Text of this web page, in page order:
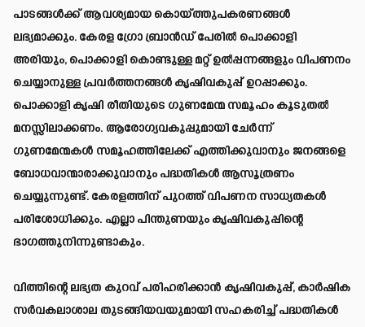
പാടങ്ങൾക്ക് ആവശ്യമായ കൊയ്ത്തുപകരണങ്ങൾ
ലഭ്യമാക്കും. കേരള ഗ്രോ ബ്രാൻഡ് പേരിൽ പൊക്കാളി
അരിയും, പൊക്കാളി കൊണ്ടുള്ള മറ്റ് ഉൽപ്പന്നങ്ങളും വിപണനം
ചെയ്യാനുള്ള പ്രവർത്തനങ്ങൾ കൃഷിവകുപ്പ് ഉറപ്പാക്കും.
പൊക്കാളി കൃഷി രീതിയുടെ ഗുണമേന്മ സമൂഹം കൂടുതൽ
മനസ്സിലാക്കണം. ആരോഗ്യവകുപ്പുമായി ചേർന്ന്
ഗുണമേന്മകൾ സമൂഹത്തിലേക്ക് എത്തിക്കുവാനും ജനങ്ങളെ
ബോധവാന്മാരാക്കുവാനും പദ്ധതികൾ ആസൂത്രണം
ചെയ്യുന്നുണ്ട്. കേരളത്തിന് പുറത്ത് വിപണന സാധ്യതകൾ
പരിശോധിക്കും. എല്ലാ പിന്തുണയും കൃഷിവകുപ്പിന്റെ
ഭാഗത്തുനിന്നുണ്ടാകും.
വിത്തിന്റെ ലഭ്യത കുറവ് പരിഹരിക്കാൻ കൃഷിവകുപ്പ്, കാർഷിക
സർവകലാശാല തുടങ്ങിയവയുമായി സഹകരിച്ച് പദ്ധതികൾ